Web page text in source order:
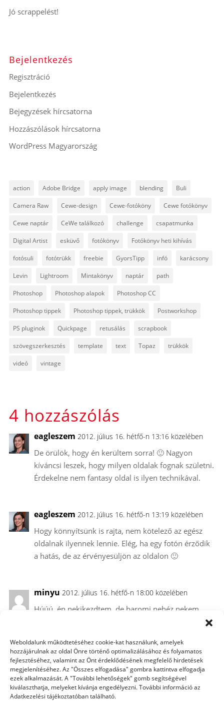
Weboldalunk működtetéséhez cookie-kat használunk, amelyek
hozzájárulnak az oldal Önre történő optimalizálásához és folyamatos
fejlesztéséhez, valamint az Önt érdeklődésének megfelelő hirdetések
megjelenítéséhez. Az "Összes elfogadása" gombra kattintva elfogadja
ezek alkalmazását. A "További lehetőségek" gomb segítségével
kiválaszthatja, melyeket kívánja engedélyezni. További információ az
Adatkezelési tájékoztatóban található.
Jó scrappelést!
Bejelentkezés
Regisztráció
Bejelentkezés
Bejegyzések hírcsatorna
Hozzászólások hírcsatorna
WordPress Magyarország
action Adobe Bridge apply image blending Buli
Camera Raw Cewe-design Cewe-fotóköny Cewe fotókönyv
Cewe naptár CeWe találkozó challenge csapatmunka
Digital Artist esküvő fotókönyv Fotókönyv heti kihívás
fotósuli fotótrükk freebie GyorsTipp infó karácsony
Levin Lightroom Mintakönyv naptár path
Photoshop Photoshop alapok Photoshop CC
Photoshop tippek Photoshop tippek, trükkök Postworkshop
PS pluginok Quickpage retusálás scrapbook
szövegszerkesztés template text Topaz trükkök
videó vintage
4 hozzászólás
eagleszem 2012. július 16. hétfő-n 13:16 közelében
De örülök, hogy én kerültem sorra! 🙂 Nagyon
kíváncsi leszek, hogy milyen oldalak fognak születni.
Érdekelne nem fantasy oldal is ilyen technikával.
eagleszem 2012. július 16. hétfő-n 13:19 közelében
Hogy könnyítsünk is rajta, nem kötelező az egész
oldalnak ilyennek lennie. Elég, ha egy fotón érződik
a hatás, de az érvényesüljön az oldalon 🙂
minyu 2012. július 16. hétfő-n 18:00 közelében
Húúú, én nekikezdtem, de baromi nehéz nekem…
Nem adom fel, mert izgalmas technika, de izzadós :))
zsetkkriszta 2012. július 17. kedd-n 07:07 közelében
Minyu a technikai leírást átküldheted :), nekem már
a fantasy is nehéz feladat… sosem próbáltam még,
eddig valahogy nem éreztem rá késztetést…